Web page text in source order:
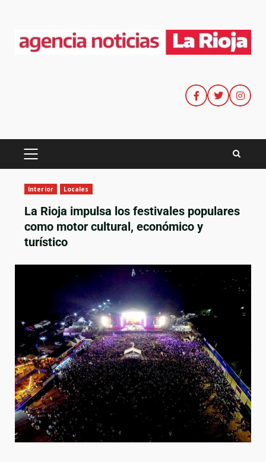
Interior Locales
La Rioja impulsa los festivales populares
como motor cultural, económico y
turístico